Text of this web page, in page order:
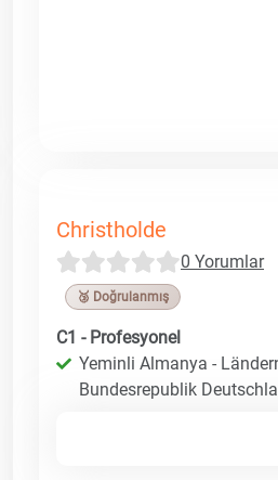
Christholde
0 Yorumlar
🥉 Doğrulanmış
C1 - Profesyonel
Yeminli Almanya -
Bundesrepublik